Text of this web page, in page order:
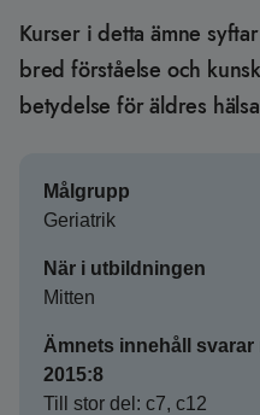
Kurser i detta ämne
bred förståelse och
betydelse för äldres
Målgrupp
Geriatrik
När i utbildningen
Mitten
Ämnets innehåll svarar
2015:8
Till stor del: c7, c12